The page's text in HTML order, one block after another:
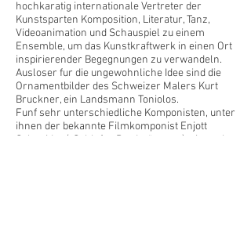
hochkaratig internationale Vertreter der
Kunstsparten Komposition, Literatur, Tanz,
Videoanimation und Schauspiel zu einem
Ensemble, um das Kunstkraftwerk in einen Ort
inspirierender Begegnungen zu verwandeln.
Ausloser fur die ungewohnliche Idee sind die
Ornamentbilder des Schweizer Malers Kurt
Bruckner, ein Landsmann Toniolos.
Funf sehr unterschiedliche Komponisten, unter
ihnen der bekannte Filmkomponist Enjott
Schneider („Schlafes Bruder“ u.v.m.) wie auch